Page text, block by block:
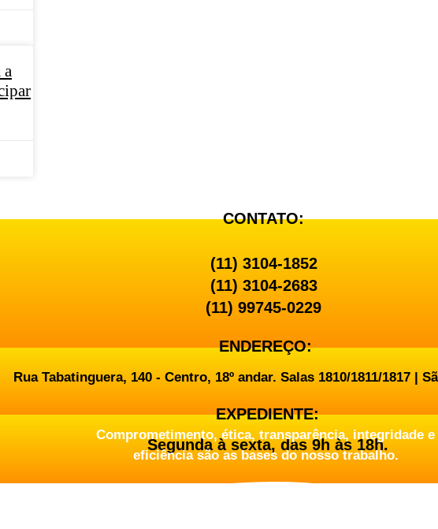
a
CONTATO:
(11) 3104-1852
(11) 3104-2683
(11) 99745-0229
ENDEREÇO:
Rua Tabatinguera, 140 - Centro, 18º andar. Salas 1810/1811/1817 |
EXPEDIENTE:
Segunda à sexta, das 9h às 18h.
Comprometimento, ética, transparência, integridade e
eficiência são as bases do nosso trabalho.